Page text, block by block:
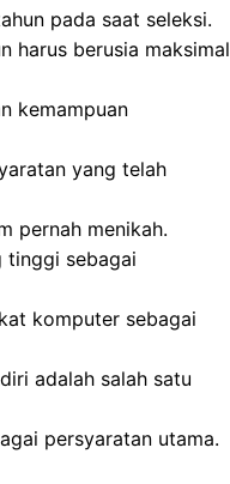
pada saat seleksi.
harus berusia maksimal
kemampuan
yang telah
pernah menikah.
tinggi sebagai
komputer sebagai
adalah salah satu
persyaratan utama.